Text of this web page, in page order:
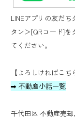
LINEアプリの友だ
タン＞[QRコード]を
てください。
【よろしければこち
➡ 不動産小話一覧
千代田区 不動産売